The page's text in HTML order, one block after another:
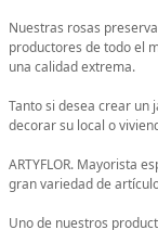
Nuestras rosas
productores de todo el
una calidad extrema.
Tanto si desea crear un
decorar su local o
ARTYFLOR. Mayorista
gran variedad de
Uno de nuestros